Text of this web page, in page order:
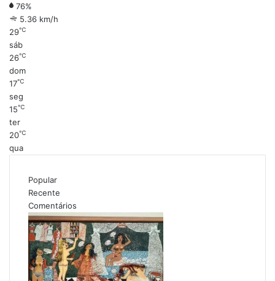
76%
5.36 km/h
29℃
sáb
26℃
dom
17℃
seg
15℃
ter
20℃
qua
Popular
Recente
Comentários